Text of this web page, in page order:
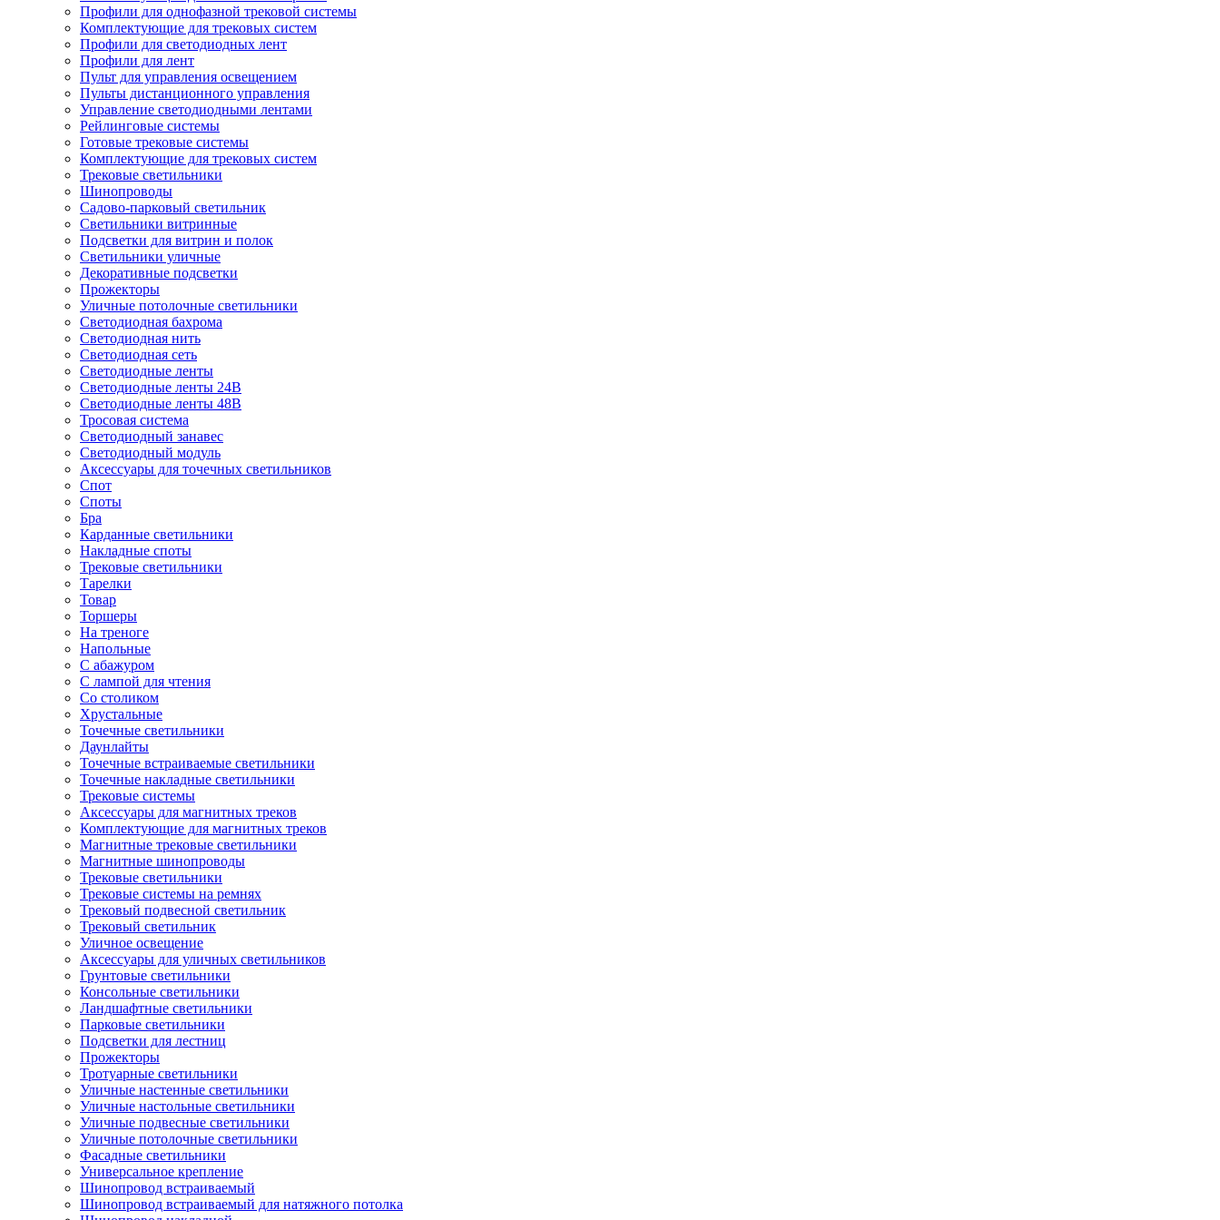
Профили для однофазной трековой системы
Комплектующие для трековых систем
Профили для светодиодных лент
Профили для лент
Пульт для управления освещением
Пульты дистанционного управления
Управление светодиодными лентами
Рейлинговые системы
Готовые трековые системы
Комплектующие для трековых систем
Трековые светильники
Шинопроводы
Садово-парковый светильник
Светильники витринные
Подсветки для витрин и полок
Светильники уличные
Декоративные подсветки
Прожекторы
Уличные потолочные светильники
Светодиодная бахрома
Светодиодная нить
Светодиодная сеть
Светодиодные ленты
Светодиодные ленты 24В
Светодиодные ленты 48В
Тросовая система
Светодиодный занавес
Светодиодный модуль
Аксессуары для точечных светильников
Спот
Споты
Бра
Карданные светильники
Накладные споты
Трековые светильники
Тарелки
Товар
Торшеры
На треноге
Напольные
С абажуром
С лампой для чтения
Со столиком
Хрустальные
Точечные светильники
Даунлайты
Точечные встраиваемые светильники
Точечные накладные светильники
Трековые системы
Аксессуары для магнитных треков
Комплектующие для магнитных треков
Магнитные трековые светильники
Магнитные шинопроводы
Трековые светильники
Трековые системы на ремнях
Трековый подвесной светильник
Трековый светильник
Уличное освещение
Аксессуары для уличных светильников
Грунтовые светильники
Консольные светильники
Ландшафтные светильники
Парковые светильники
Подсветки для лестниц
Прожекторы
Тротуарные светильники
Уличные настенные светильники
Уличные настольные светильники
Уличные подвесные светильники
Уличные потолочные светильники
Фасадные светильники
Универсальное крепление
Шинопровод встраиваемый
Шинопровод встраиваемый для натяжного потолка